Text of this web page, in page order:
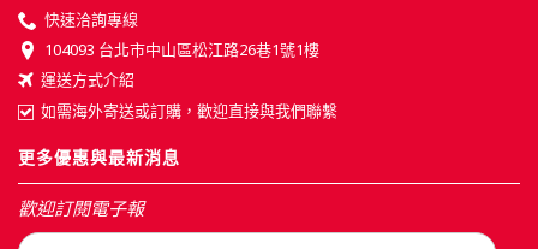
快速洽詢專線
104093 台北市中山區松江路26巷1號1樓
運送方式介紹
如需海外寄送或訂購，歡迎直接與我們聯繫
更多優惠與最新消息
歡迎訂閱電子報